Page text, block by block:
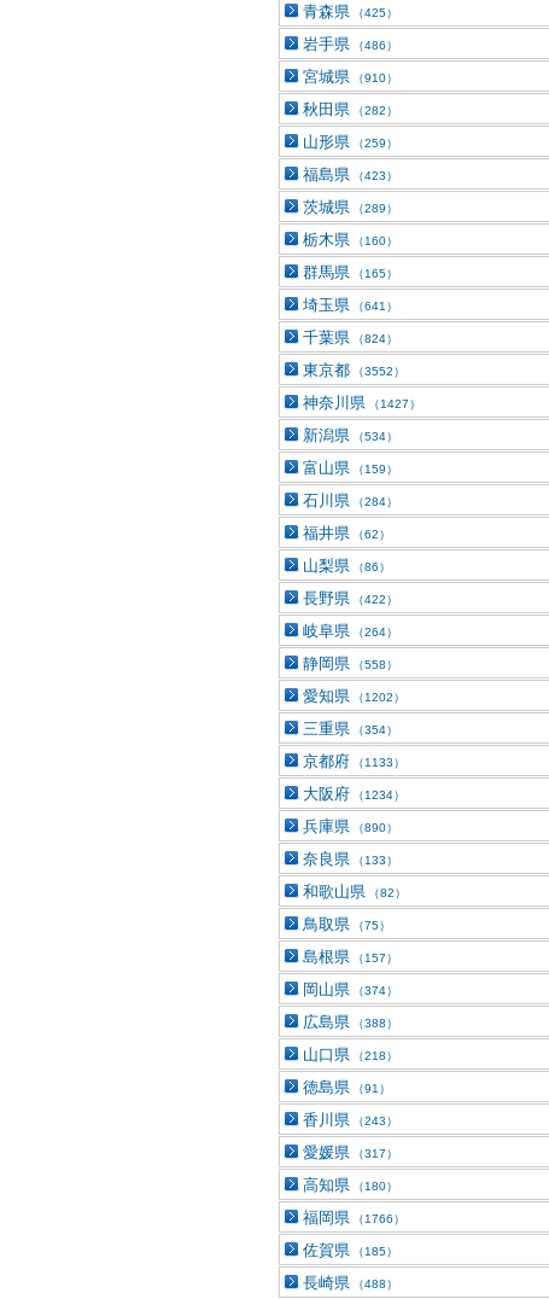
青森県 （425）
岩手県 （486）
宮城県 （910）
秋田県 （282）
山形県 （259）
福島県 （423）
茨城県 （289）
栃木県 （160）
群馬県 （165）
埼玉県 （641）
千葉県 （824）
東京都 （3552）
神奈川県 （1427）
新潟県 （534）
富山県 （159）
石川県 （284）
福井県 （62）
山梨県 （86）
長野県 （422）
岐阜県 （264）
静岡県 （558）
愛知県 （1202）
三重県 （354）
京都府 （1133）
大阪府 （1234）
兵庫県 （890）
奈良県 （133）
和歌山県 （82）
鳥取県 （75）
島根県 （157）
岡山県 （374）
広島県 （388）
山口県 （218）
徳島県 （91）
香川県 （243）
愛媛県 （317）
高知県 （180）
福岡県 （1766）
佐賀県 （185）
長崎県 （488）